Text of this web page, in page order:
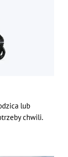
lub
chwili.